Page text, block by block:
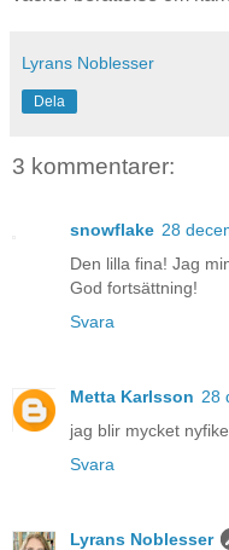
Lyrans Noblesser
Dela
3 kommentarer:
snowflake 28
Den lilla fina! Jag
God fortsättning!
Svara
Metta Karlsson 28
jag blir mycket
Svara
Lyrans Noblesser